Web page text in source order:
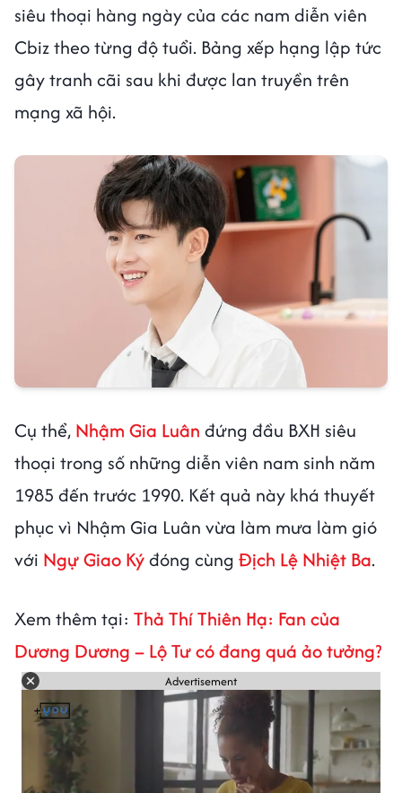
siêu thoại hàng ngày của các nam diễn viên
Cbiz theo từng độ tuổi. Bảng xếp hạng lập tức
gây tranh cãi sau khi được lan truyền trên
mạng xã hội.
Cụ thể, Nhậm Gia Luân đứng đầu BXH siêu
thoại trong số những diễn viên nam sinh năm
1985 đến trước 1990. Kết quả này khá thuyết
phục vì Nhậm Gia Luân vừa làm mưa làm gió
với Ngự Giao Kýđóng cùng Địch Lệ Nhiệt Ba.
Xem thêm tại: Thả Thí Thiên Hạ: Fan của
Dương Dương – Lộ Tư có đang quá ảo tưởng?
Advertisement